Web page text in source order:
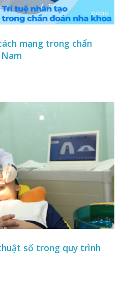
mạng trong chẩn
số trong quy trình